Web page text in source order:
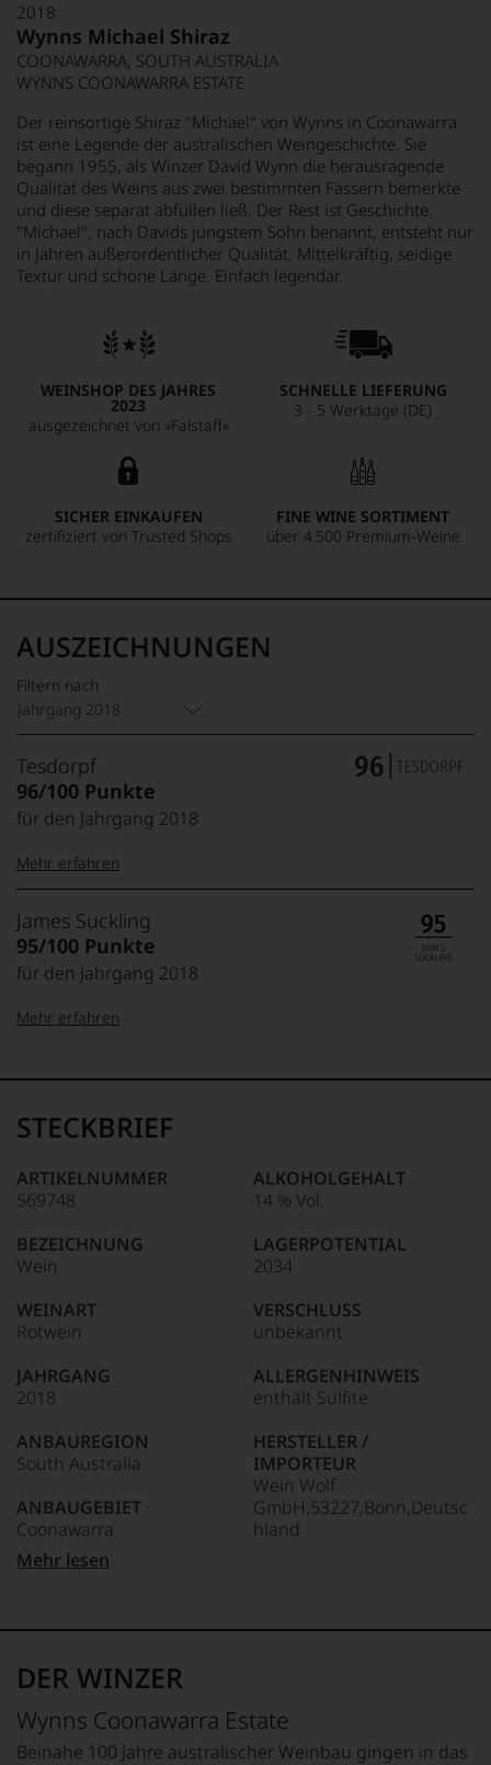
2018
Wynns Michael Shiraz
COONAWARRA, SOUTH AUSTRALIA
WYNNS COONAWARRA ESTATE
Der reinsortige Shiraz "Michael" von Wynns in Coonawarra
ist eine Legende der australischen Weingeschichte. Sie
begann 1955, als Winzer David Wynn die herausragende
Qualität des Weins aus zwei bestimmten Fässern bemerkte
und diese separat abfüllen ließ. Der Rest ist Geschichte.
"Michael", nach Davids jüngstem Sohn benannt, entsteht nur
in Jahren außerordentlicher Qualität. Mittelkräftig, seidige
Textur und schöne Länge. Einfach legendär.
WEINSHOP DES JAHRES
2023
ausgezeichnet von »Falstaff«
SCHNELLE LIEFERUNG
3 - 5 Werktage (DE)
SICHER EINKAUFEN
zertifiziert von Trusted Shops
FINE WINE SORTIMENT
über 4.500 Premium-Weine
AUSZEICHNUNGEN
Filtern nach
Jahrgang 2018
Tesdorpf
96/100 Punkte
für den Jahrgang 2018
99–100 Punkte:
95–98 Punkte:
85–89 Punkte:
Unter 85 Punkte:
Tesdorpf
Der
Name
Tesdorpf
für
für
edlen
der
Welt,
wie
ein
anderer.
dokumentieren
wir
und
gerade
Bewertungen
und
renommierter
Weinjournalisten
oder
Fachpublikationen
Aussendungen
in
unserem
Webshop,
um
zu
Mehr erfahren
James Suckling
95/100 Punkte
für den Jahrgang 2018
90 Punkte und
Unter 88
Punkte:
Suckling
Der
Amerikaner
Suckling,
Jahrgang
zählt
heute
zu
den
bedeutendsten
und
Weinkritikern
der
Dabei
geriet
mehr
über
Umwege
in
denn
studierte
Journalismus
der
Mehr erfahren
STECKBRIEF
ARTIKELNUMMER
569748
BEZEICHNUNG
Wein
WEINART
Rotwein
JAHRGANG
2018
ANBAUREGION
South Australia
ANBAUGEBIET
Coonawarra
APPELLATION
REBSORTEN
18 °C
ALKOHOLGEHALT
14 % Vol.
LAGERPOTENTIAL
2034
VERSCHLUSS
unbekannt
ALLERGENHINWEIS
enthält Sulfite
HERSTELLER /
IMPORTEUR
Wein Wolf
GmbH,53227,Bonn,Deutsc
hland
FLASCHENGRÖSSE
trocken
Mehr lesen
DER WINZER
Wynns Coonawarra Estate
Beinahe 100 Jahre australischer Weinbau gingen in das